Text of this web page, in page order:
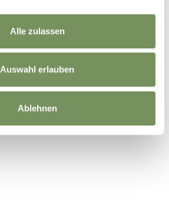
Alle zulassen
Auswahl erlauben
Ablehnen